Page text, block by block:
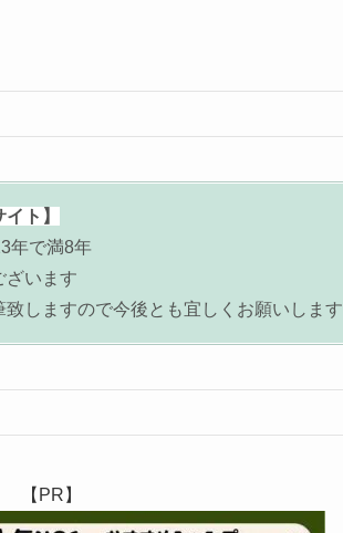
ト】
年で満8年
ざいます
しますので今後とも宜しくお願いします
【PR】